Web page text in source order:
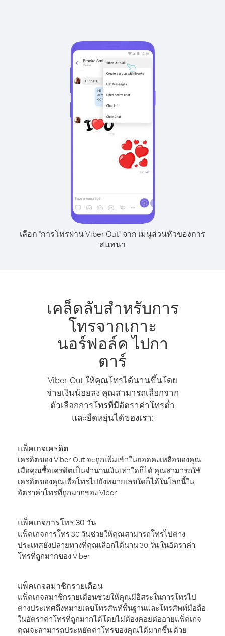
เลือก "การโทรผ่าน Viber Out" จาก เมนูส่วนหัวของการ
สนทนา
เคล็ดลับสำหรับการ
โทรจากเกาะ
นอร์ฟอล์ค ไปกา
ตาร์
Viber Out ให้คุณโทรได้นานขึ้นโดย
จ่ายเงินน้อยลง คุณสามารถเลือกจาก
ตัวเลือกการโทรที่มีอัตราค่าโทรต่ำ
และยืดหยุ่นได้ของเรา:
แพ็คเกจเครดิต
เครดิตของ Viber Out จะถูกเพิ่มเข้าในยอดคงเหลือของคุณ
เมื่อคุณซื้อเครดิตเป็นจำนวนเงินเท่าใดก็ได้ คุณสามารถใช้
เครดิตของคุณเพื่อโทรไปยังหมายเลขใดก็ได้ในโลกนี้ใน
อัตราค่าโทรที่ถูกมากของ Viber
แพ็คเกจการโทร 30 วัน
แพ็คเกจการโทร 30 วันช่วยให้คุณสามารถโทรไปต่าง
ประเทศยังปลายทางที่คุณเลือกได้นาน 30 วัน ในอัตราค่า
โทรที่ถูกมากของ Viber
แพ็คเกจสมาชิกรายเดือน
แพ็คเกจสมาชิกรายเดือนช่วยให้คุณมีอิสระในการโทรไป
ต่างประเทศถึงหมายเลขโทรศัพท์พื้นฐานและโทรศัพท์มือถือ
ในอัตราค่าโทรที่ถูกมากได้โดยไม่ต้องคอยต่ออายุแพ็คเกจ
คุณจะสามารถประหยัดค่าโทรของคุณได้มากขึ้น ด้วย